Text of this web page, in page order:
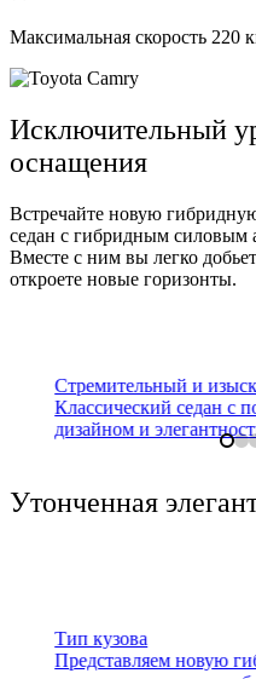
Максимальная скорость 220
Исключительный
оснащения
Встречайте новую
седан с гибридным силовым
Вместе с ним вы легко
откроете новые горизонты.
Стремительный и
Классический седан с
дизайном и
Утонченная
Тип кузова
Представляем новую